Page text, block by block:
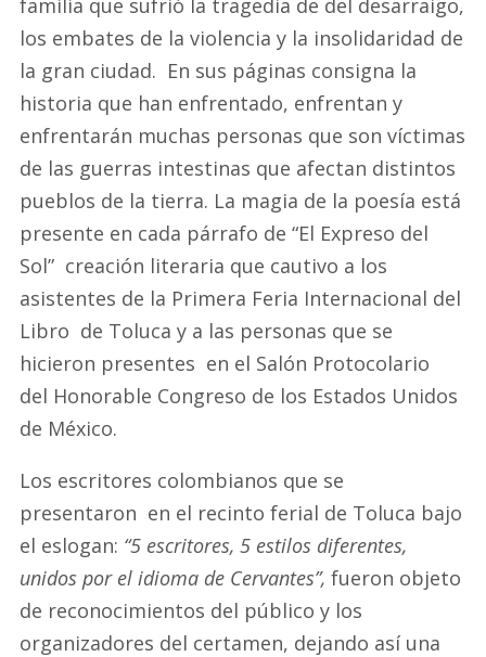
familia que sufrió la tragedia de del desarraigo,
los embates de la violencia y la insolidaridad de
la gran ciudad. En sus páginas consigna la
historia que han enfrentado, enfrentan y
enfrentarán muchas personas que son víctimas
de las guerras intestinas que afectan distintos
pueblos de la tierra. La magia de la poesía está
presente en cada párrafo de “El Expreso del
Sol” creación literaria que cautivo a los
asistentes de la Primera Feria Internacional del
Libro de Toluca y a las personas que se
hicieron presentes en el Salón Protocolario
del Honorable Congreso de los Estados Unidos
de México.
Los escritores colombianos que se
presentaron en el recinto ferial de Toluca bajo
el eslogan: “5 escritores, 5 estilos diferentes,
unidos por el idioma de Cervantes”, fueron objeto
de reconocimientos del público y los
organizadores del certamen, dejando así una